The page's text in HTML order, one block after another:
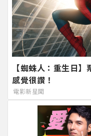
【蜘蛛人：重生日
感覺很讚！
電影新星聞